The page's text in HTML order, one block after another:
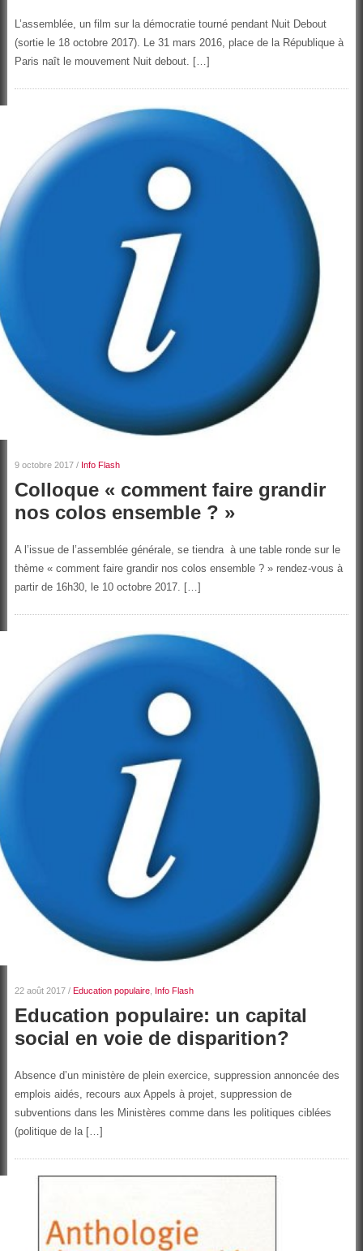
L’assemblée, un film sur la démocratie tourné pendant Nuit Debout
(sortie le 18 octobre 2017). Le 31 mars 2016, place de la République à
Paris naît le mouvement Nuit debout. […]
9 octobre 2017/ Info Flash
Colloque « comment faire grandir
nos colos ensemble ? »
A l’issue de l’assemblée générale, se tiendra à une table ronde sur le
thème « comment faire grandir nos colos ensemble ? » rendez-vous à
partir de 16h30, le 10 octobre 2017. […]
22 août 2017/ Education populaire, Info Flash
Education populaire: un capital
social en voie de disparition?
Absence d’un ministère de plein exercice, suppression annoncée des
emplois aidés, recours aux Appels à projet, suppression de
subventions dans les Ministères comme dans les politiques ciblées
(politique de la […]